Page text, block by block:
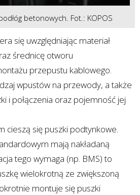
betonowych. Fot.: KOPOS
się uwzględniając materiał
średnicę otworu
przepustu kablowego.
wpustów na przewody, a także
i połączenia oraz pojemność jej
cieszą się puszki podtynkowe.
mają nakładaną
tego wymaga (np. BMS) to
wielokrotną ze zwiększoną
montuje się puszki